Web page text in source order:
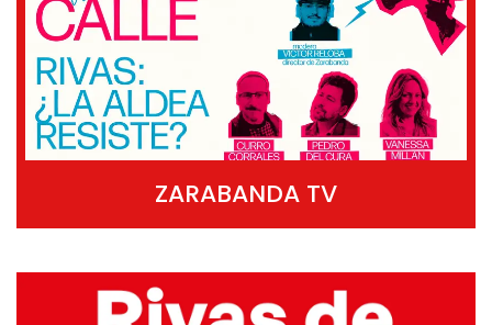
ZARABANDA TV